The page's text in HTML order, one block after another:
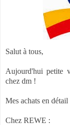
Salut à tous,
Aujourd'hui petite
chez dm !
Mes achats en détail
Chez REWE :